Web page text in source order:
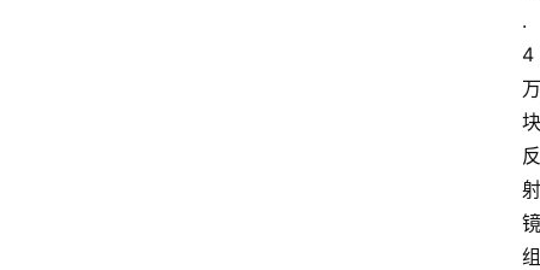
.
4
万
块
反
射
镜
组